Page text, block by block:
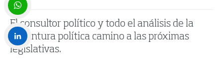
El consultor político y todo el análisis de la
coyuntura política camino a las próximas
legislativas.
WhatsApp